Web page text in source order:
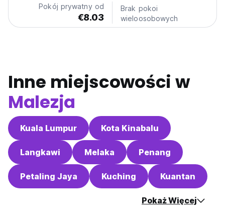
Pokój prywatny od
€8.03
Brak pokoi
wieloosobowych
Inne miejscowości w
Malezja
Kuala Lumpur Kota Kinabalu
Langkawi Melaka Penang
Petaling Jaya Kuching Kuantan
Pokaż Więcej